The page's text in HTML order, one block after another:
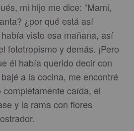
mi hijo me dice: “Mami,
¿por qué está así
visto esa mañana, así
fototropismo y demás. ¡Pero
él había querido decir con
a la cocina, me encontré
caída, el
y la rama con flores